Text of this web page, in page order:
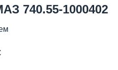
740.55-1000402